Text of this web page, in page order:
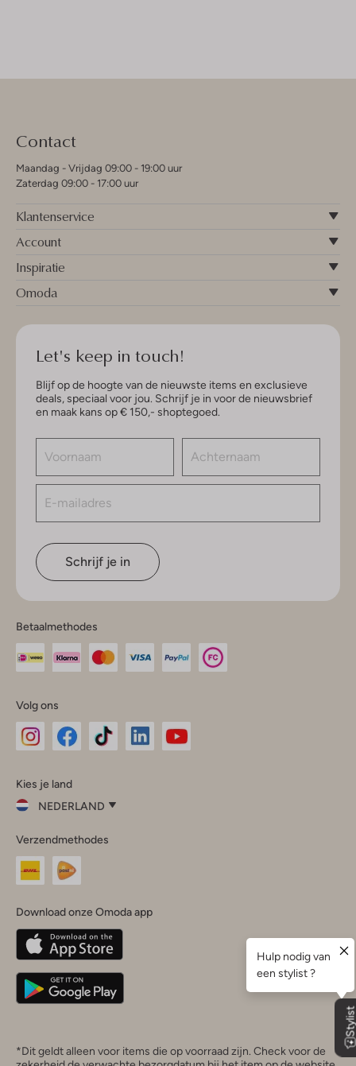
Contact
Maandag - Vrijdag 09:00 - 19:00 uur
Zaterdag 09:00 - 17:00 uur
Klantenservice
Account
Inspiratie
Omoda
Let's keep in touch!
Blijf op de hoogte van de nieuwste items en exclusieve
deals, speciaal voor jou. Schrijf je in voor de nieuwsbrief
en maak kans op € 150,- shoptegoed.
Schrijf je in
Betaalmethodes
Volg ons
InstagramFacebook
Kies je land
NEDERLAND
je
land
Nederland
Belgique(Français)
Deutschland
Verzendmethodes
Download onze Omoda app
*Dit geldt alleen voor items die op voorraad zijn. Check voor de